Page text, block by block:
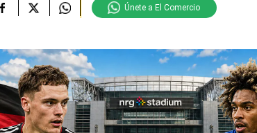
Únete a El Comercio